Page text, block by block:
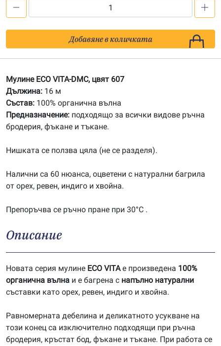
Органично
мулине
VITA-
DMC
Добавяне в количката
Мулине ECO VITA-DMC, цвят 607
Дължина: 16 м
Състав: 100% органична вълна
Предназначение: подходящо за всички видове ръчна
бродерия, фъкане и тъкане.
Нишката се ползва цяла (не се разделя).
Налични са 60 нюанса, оцветени с натурални багрила
от орех, ревен, индиго и хвойна.
Препоръчва се ръчно пране при 30°C .
Описание
Новата серия мулине ECO VITAе произведена 100%
органична вълна и е багрена с напълно натурални
съставки като орех, ревен, индиго и хвойна.
Равномерната дебелина и деликатното усукване на
този конец са изключително подходящи при ръчна
бродерия, кръстат бод, фъкане и тъкане. При работа се